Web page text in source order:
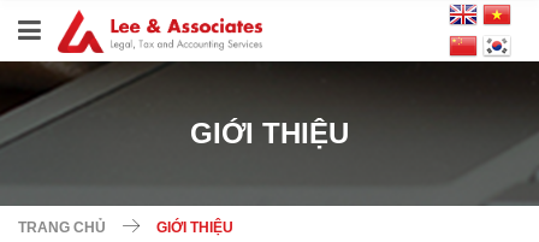
GIỚI THIỆU
TRANG CHỦ GIỚI THIỆU